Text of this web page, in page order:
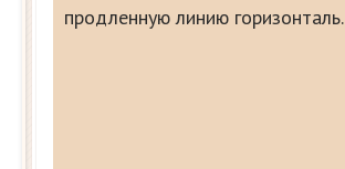
продленную линию горизонталь.